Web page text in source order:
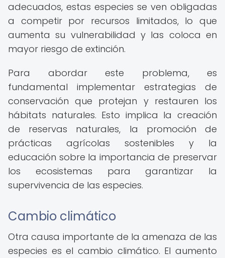
adecuados, estas especies se ven obligadas
a competir por recursos limitados, lo que
aumenta su vulnerabilidad y las coloca en
mayor riesgo de extinción.
Para abordar este problema, es
fundamental implementar estrategias de
conservación que protejan y restauren los
hábitats naturales. Esto implica la creación
de reservas naturales, la promoción de
prácticas agrícolas sostenibles y la
educación sobre la importancia de preservar
los ecosistemas para garantizar la
supervivencia de las especies.
Cambio climático
Otra causa importante de la amenaza de las
especies es el cambio climático. El aumento